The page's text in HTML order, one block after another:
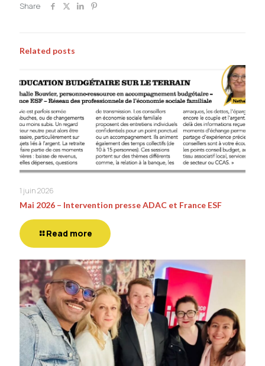
Share
Related posts
1 juin 2026
Mai 2026 – Intervention presse ADAC et France ESF
Read more